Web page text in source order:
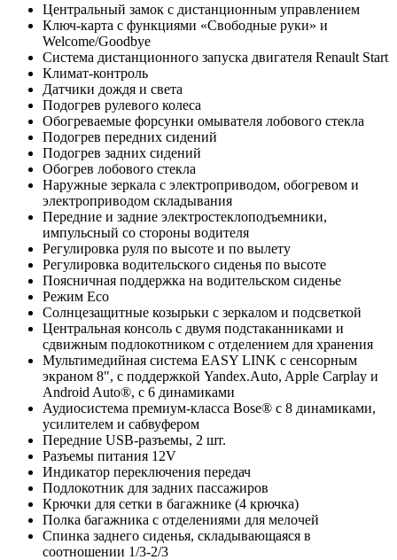
Центральный замок с дистанционным управлением
Ключ-карта с функциями «Свободные руки» и
Welcome/Goodbye
Система дистанционного запуска двигателя Renault Start
Климат-контроль
Датчики дождя и света
Подогрев рулевого колеса
Обогреваемые форсунки омывателя лобового стекла
Подогрев передних сидений
Подогрев задних сидений
Обогрев лобового стекла
Наружные зеркала с электроприводом, обогревом и
электроприводом складывания
Передние и задние электростеклоподъемники,
импульсный со стороны водителя
Регулировка руля по высоте и по вылету
Регулировка водительского сиденья по высоте
Поясничная поддержка на водительском сиденье
Режим Eco
Солнцезащитные козырьки с зеркалом и подсветкой
Центральная консоль с двумя подстаканниками и
сдвижным подлокотником с отделением для хранения
Мультимедийная система EASY LINK c сенсорным
экраном 8", с поддержкой Yandex.Auto, Apple Carplay и
Android Auto®, с 6 динамиками
Аудиосистема премиум-класса Bose® с 8 динамиками,
усилителем и сабвуфером
Передние USB-разъемы, 2 шт.
Разъемы питания 12V
Индикатор переключения передач
Подлокотник для задних пассажиров
Крючки для сетки в багажнике (4 крючка)
Полка багажника с отделениями для мелочей
Спинка заднего сиденья, складывающаяся в
соотношении 1/3-2/3